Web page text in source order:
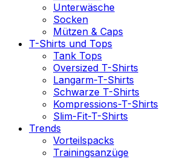
Unterwäsche
Socken
Mützen & Caps
T-Shirts und Tops
Tank Tops
Oversized T-Shirts
Langarm-T-Shirts
Schwarze T-Shirts
Kompressions-T-Shirts
Slim-Fit-T-Shirts
Trends
Vorteilspacks
Trainingsanzüge